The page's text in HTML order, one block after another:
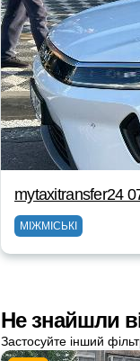
mytaxitransfer24
МІЖМІСЬКІ
Не знайшли
Застосуйте інший